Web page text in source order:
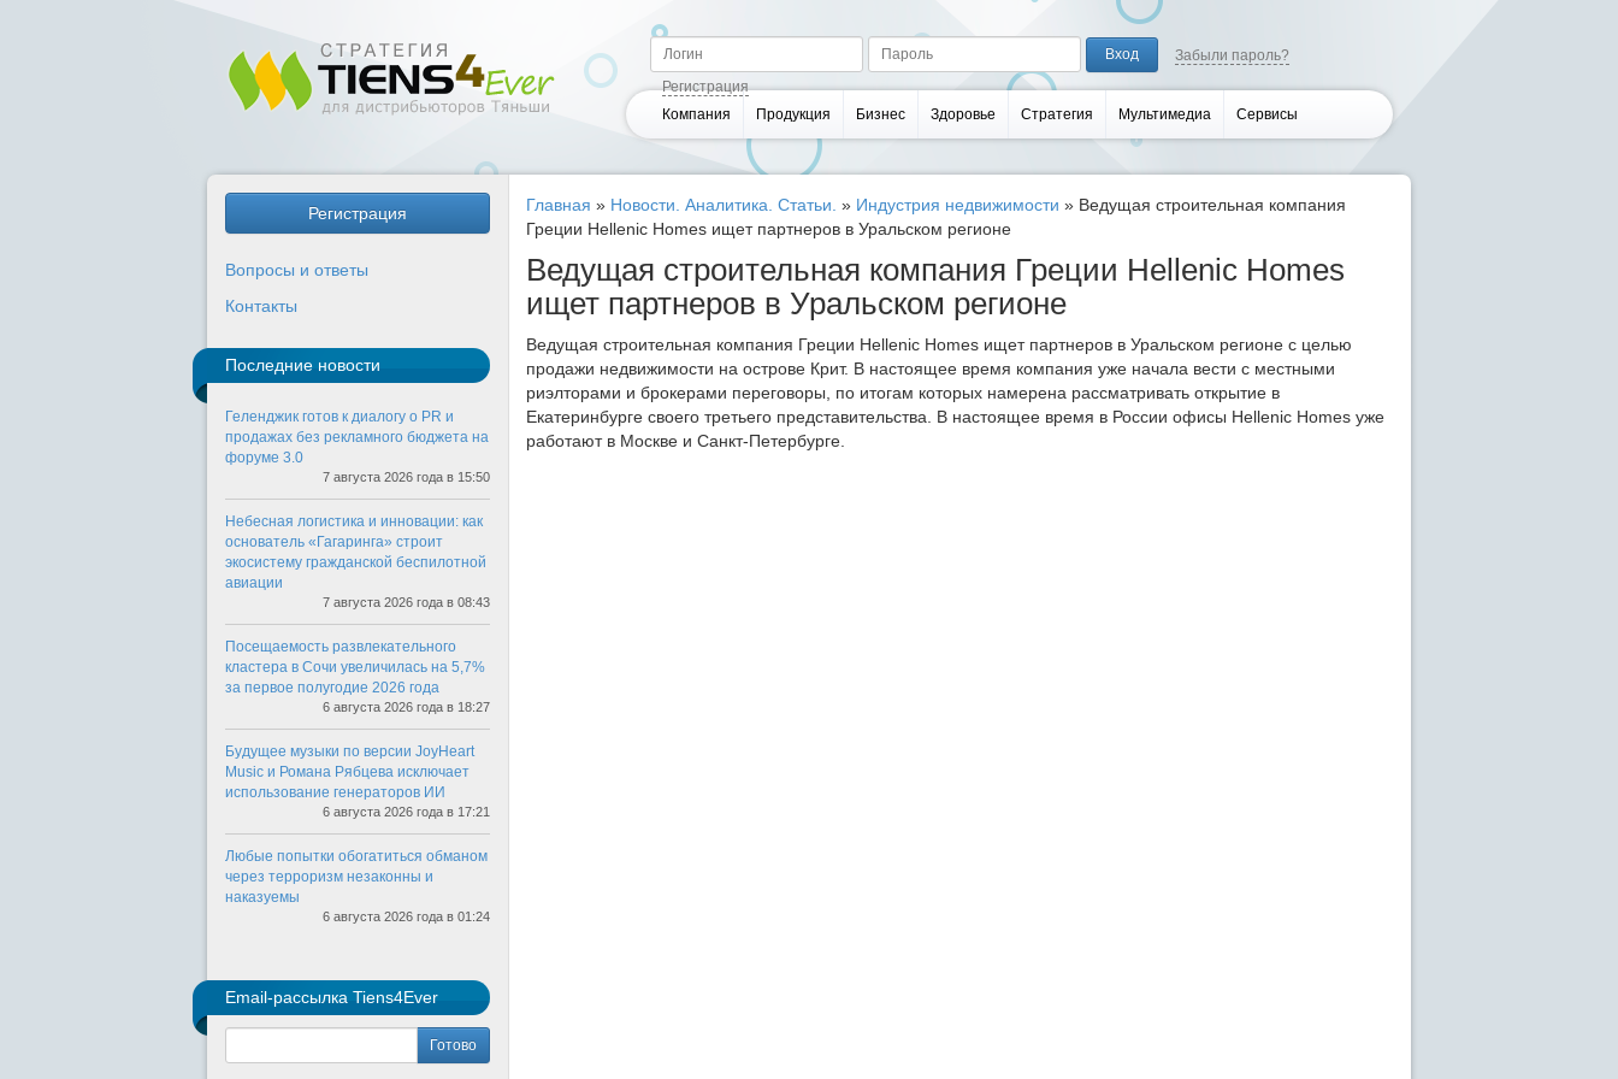
Забыли пароль?
Регистрация
Компания
Продукция Бизнес Здоровье Стратегия Мультимедиа Сервисы
Регистрация
Вопросы и ответы
Контакты
Последние новости
Геленджик готов к диалогу о PR и
продажах без рекламного бюджета на
форуме 3.0
7 августа 2026 года в 15:50
Небесная логистика и инновации: как
основатель «Гагаринга» строит
экосистему гражданской беспилотной
авиации
7 августа 2026 года в 08:43
Посещаемость развлекательного
кластера в Сочи увеличилась на 5,7%
за первое полугодие 2026 года
6 августа 2026 года в 18:27
Будущее музыки по версии JoyHeart
Music и Романа Рябцева исключает
использование генераторов ИИ
6 августа 2026 года в 17:21
Любые попытки обогатиться обманом
через терроризм незаконны и
наказуемы
6 августа 2026 года в 01:24
Email-рассылка Tiens4Ever
Готово
Главная » Новости. Аналитика. Статьи. » Индустрия недвижимости » Ведущая строительная компания
Греции Hellenic Homes ищет партнеров в Уральском регионе
Ведущая строительная компания Греции Hellenic Homes
ищет партнеров в Уральском регионе
Ведущая строительная компания Греции Hellenic Homes ищет партнеров в Уральском регионе с целью
продажи недвижимости на острове Крит. В настоящее время компания уже начала вести с местными
риэлторами и брокерами переговоры, по итогам которых намерена рассматривать открытие в
Екатеринбурге своего третьего представительства. В настоящее время в России офисы Hellenic Homes уже
работают в Москве и Санкт-Петербурге.